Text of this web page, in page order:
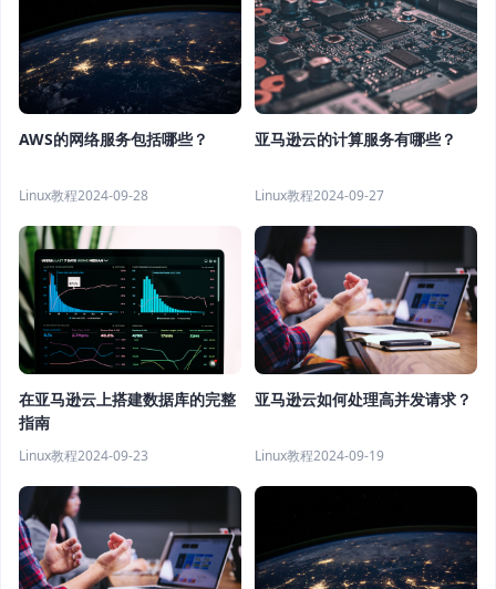
AWS的网络服务包括哪些？
Linux教程2024-09-28
亚马逊云的计算服务有哪些？
Linux教程2024-09-27
在亚马逊云上搭建数据库的完整
指南
Linux教程2024-09-23
亚马逊云如何处理高并发请求？
Linux教程2024-09-19